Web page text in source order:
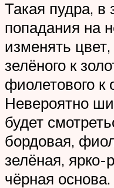
Такая пудра, в
попадания на
изменять
зелёного к
фиолетового к
Невероятно
будет
бордовая,
зелёная,
чёрная основа.